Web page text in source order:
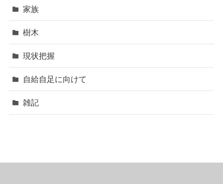
家族
樹木
現状把握
自給自足に向けて
雑記